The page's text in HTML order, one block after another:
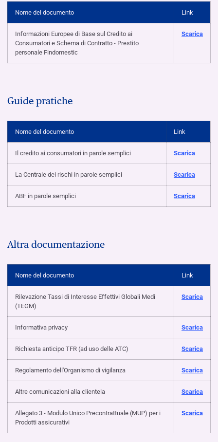
Nome del documento Link
Informazioni Europee di Base sul Credito ai
Consumatori e Schema di Contratto - Prestito
personale Findomestic
Scarica
Guide pratiche
Nome del documento Link
Il credito ai consumatori in parole semplici Scarica
La Centrale dei rischi in parole semplici Scarica
ABF in parole semplici Scarica
Altra documentazione
Nome del documento Link
Rilevazione Tassi di Interesse Effettivi Globali Medi
(TEGM)
Scarica
Informativa privacy Scarica
Richiesta anticipo TFR (ad uso delle ATC) Scarica
Regolamento dell'Organismo di vigilanza Scarica
Altre comunicazioni alla clientela Scarica
Allegato 3 - Modulo Unico Precontrattuale (MUP) per i
Prodotti assicurativi
Scarica